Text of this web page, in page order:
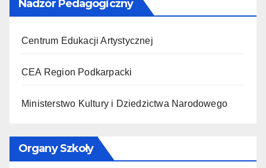
Nadzór Pedagogiczny
Centrum Edukacji Artystycznej
CEA Region Podkarpacki
Ministerstwo Kultury i Dziedzictwa Narodowego
Organy Szkoły